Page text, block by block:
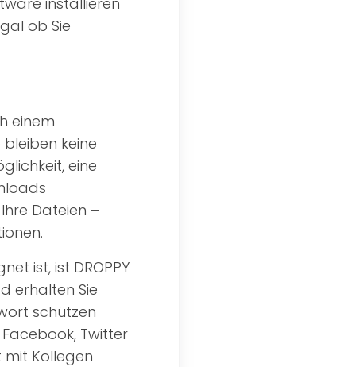
ob Sie
einem
keine
eine
Dateien –
ist, ist DROPPY
erhalten Sie
schützen
Twitter
Kollegen